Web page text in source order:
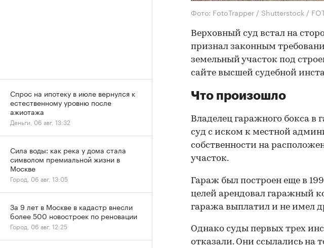
Фото: FotoTrapper / Shutterstock /
Верховный суд встал на
признал законным
земельный участок под
сайте высшей судебной
Что произошло
Владелец гаражного бокса в
суд с иском к местной
собственности на
участок.
Гараж был построен еще в
целей арендовал гаражный
гаража выплатил и не имел
Однако суды первых трех
отказали. Они ссылались на
Спрос на ипотеку в июле вернулся к
естественному уровню после
ажиотажа
Деньги, 06 авг, 13:32
Сила воды: как река у дома стала
символом премиальной жизни в
Москве
Город, 06 авг, 13:05
За 9 лет в Москве в кадастр внесли
более 500 новостроек по реновации
Город, 06 авг, 12:25